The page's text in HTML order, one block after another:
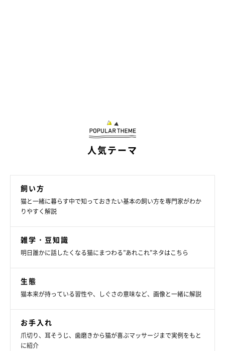
食事管理は健康寿命のために大切なお世話のひとつ。
参照／『ねこのきもち』2020年10月号「猫の長生きを想って本
当にすべきお世話のこと」（獣医師 小林清佳先生監修）
文／Carrie-the-cat
撮影／尾﨑たまき
イラスト／ネコポンギポンギ
※この記事で使用している写真は2020年10月号「猫の長生きを
想って本当にすべきお世話のこと」に掲載されているものです。
人気テーマ
飼い方
猫と一緒に暮らす中で知っておきたい基本の飼い方を専門家がわか
りやすく解説
雑学・豆知識
明日誰かに話したくなる猫にまつわる”あれこれ”ネタはこちら
生態
猫本来が持っている習性や、しぐさの意味など、画像と一緒に解説
お手入れ
爪切り、耳そうじ、歯磨きから猫が喜ぶマッサージまで実例をもと
に紹介